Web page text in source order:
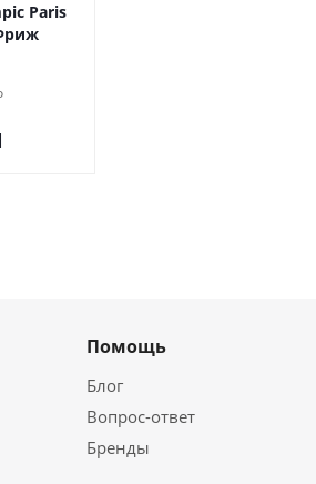
Paris
Помощь
Блог
Вопрос-ответ
Бренды